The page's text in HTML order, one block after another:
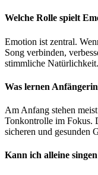
Welche Rolle spielt
Emotion ist zentral.
Song verbinden,
stimmliche Natürlichkeit.
Was lernen
Am Anfang stehen
Tonkontrolle im Fokus.
sicheren und gesunden
Kann ich alleine